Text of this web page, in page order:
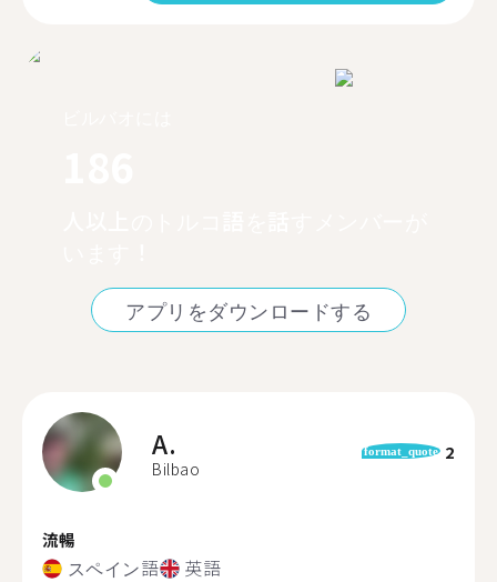
アプリをダウンロードする
A.
Bilbao
format_quote 2
流暢
スペイン語 英語